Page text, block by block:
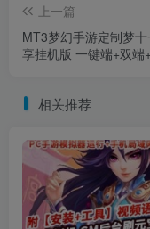
上一篇
MT3梦幻手游定制梦十
享挂机版 一键端+双端
相关推荐